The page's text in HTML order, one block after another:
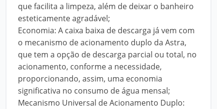
que facilita a limpeza, além de deixar o banheiro
esteticamente agradável;
Economia: A caixa baixa de descarga já vem com
o mecanismo de acionamento duplo da Astra,
que tem a opção de descarga parcial ou total, no
acionamento, conforme a necessidade,
proporcionando, assim, uma economia
significativa no consumo de água mensal;
Mecanismo Universal de Acionamento Duplo: